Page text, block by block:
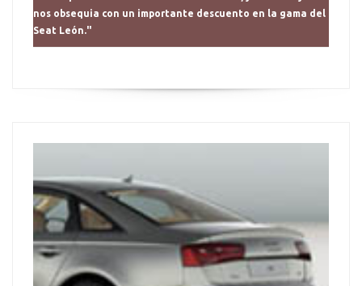
nos obsequia con un importante descuento en la gama del
Seat León."